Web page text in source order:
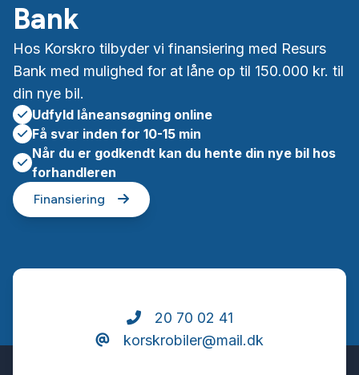
Bank
Hos Korskro tilbyder vi finansiering med Resurs
Bank med mulighed for at låne op til 150.000 kr. til
din nye bil.
Udfyld låneansøgning online
Få svar inden for 10-15 min
Når du er godkendt kan du hente din nye bil hos
forhandleren
Finansiering
20 70 02 41
korskrobiler@mail.dk